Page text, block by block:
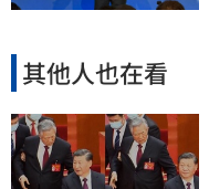
其他人也在看